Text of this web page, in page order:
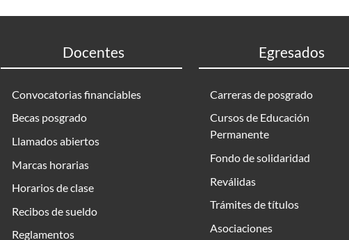
Docentes
Convocatorias financiables
Becas posgrado
Llamados abiertos
Marcas horarias
Horarios de clase
Recibos de sueldo
Reglamentos
Egresados
Carreras de posgrado
Cursos de Educación
Permanente
Fondo de solidaridad
Reválidas
Trámites de títulos
Asociaciones